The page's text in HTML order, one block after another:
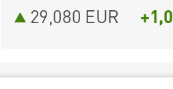
29,080 EUR